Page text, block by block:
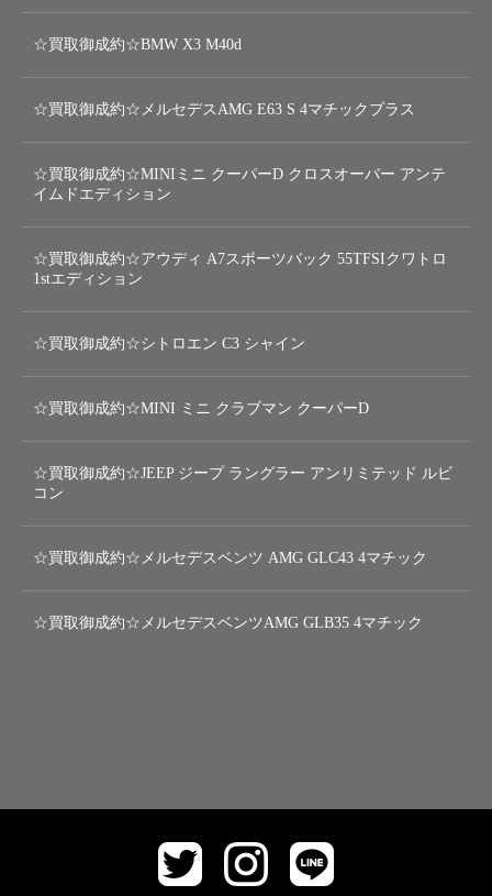
☆買取御成約☆BMW X3 M40d
☆買取御成約☆メルセデスAMG E63 S 4マチックプラス
☆買取御成約☆MINIミニ クーパーD クロスオーバー アンテ
イムドエディション
☆買取御成約☆アウディ A7スポーツバック 55TFSIクワトロ
1stエディション
☆買取御成約☆シトロエン C3 シャイン
☆買取御成約☆MINI ミニ クラブマン クーパーD
☆買取御成約☆JEEP ジープ ラングラー アンリミテッド ルビ
コン
☆買取御成約☆メルセデスベンツ AMG GLC43 4マチック
☆買取御成約☆メルセデスベンツAMG GLB35 4マチック